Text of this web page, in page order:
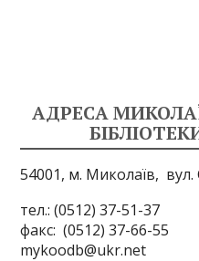
АДРЕСА
54001, м. Миколаїв, вул.
тел.: (0512) 37-51-37
факс: (0512)
mykoodb@ukr.net